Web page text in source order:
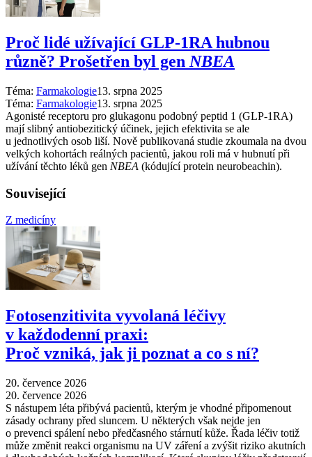
Proč lidé užívající GLP-1RA hubnou
různě? Prošetřen byl gen NBEA
Téma: Farmakologie13. srpna 2025
Téma: Farmakologie13. srpna 2025
Agonisté receptoru pro glukagonu podobný peptid 1 (GLP-1RA)
mají slibný antiobezitický účinek, jejich efektivita se ale
u jednotlivých osob liší. Nově publikovaná studie zkoumala na dvou
velkých kohortách reálných pacientů, jakou roli má v hubnutí při
užívání těchto léků gen NBEA (kódující protein neurobeachin).
Související
Z medicíny
Fotosenzitivita vyvolaná léčivy
v každodenní praxi:
Proč vzniká, jak ji poznat a co s ní?
20. července 2026
20. července 2026
S nástupem léta přibývá pacientů, kterým je vhodné připomenout
zásady ochrany před sluncem. U některých však nejde jen
o prevenci spálení nebo předčasného stárnutí kůže. Řada léčiv totiž
může změnit reakci organismu na UV záření a zvýšit riziko akutních